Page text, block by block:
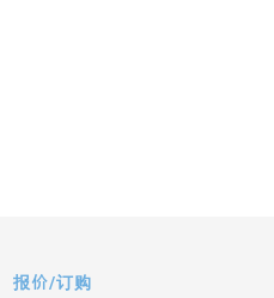
报价/订购